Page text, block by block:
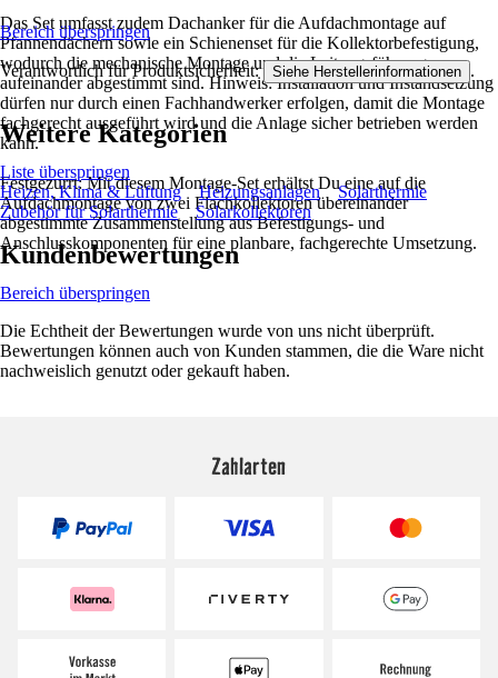
Das Set umfasst zudem Dachanker für die Aufdachmontage auf
Pfannendächern sowie ein Schienenset für die Kollektorbefestigung,
wodurch die mechanische Montage und die Leitungsführung
aufeinander abgestimmt sind. Hinweis: Installation und Instandsetzung
dürfen nur durch einen Fachhandwerker erfolgen, damit die Montage
fachgerecht ausgeführt wird und die Anlage sicher betrieben werden
kann.
Festgezurrt: Mit diesem Montage-Set erhältst Du eine auf die
Aufdachmontage von zwei Flachkollektoren übereinander
abgestimmte Zusammenstellung aus Befestigungs- und
Anschlusskomponenten für eine planbare, fachgerechte Umsetzung.
Bereich überspringen
Verantwortlich für Produktsicherheit: Siehe Herstellerinformationen .
Weitere Kategorien
Liste überspringen
Heizen, Klima & Lüftung
Heizungsanlagen
Solarthermie
Zubehör für Solarthermie
Solarkollektoren
Kundenbewertungen
Bereich überspringen
Die Echtheit der Bewertungen wurde von uns nicht überprüft.
Bewertungen können auch von Kunden stammen, die die Ware nicht
nachweislich genutzt oder gekauft haben.
Zahlarten